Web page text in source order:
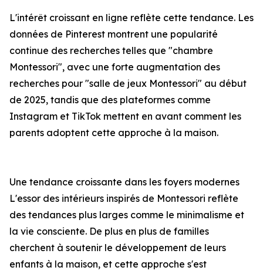
L'intérêt croissant en ligne reflète cette tendance. Les
données de Pinterest montrent une popularité
continue des recherches telles que "chambre
Montessori", avec une forte augmentation des
recherches pour "salle de jeux Montessori" au début
de 2025, tandis que des plateformes comme
Instagram et TikTok mettent en avant comment les
parents adoptent cette approche à la maison.
Une tendance croissante dans les foyers modernes
L'essor des intérieurs inspirés de Montessori reflète
des tendances plus larges comme le minimalisme et
la vie consciente. De plus en plus de familles
cherchent à soutenir le développement de leurs
enfants à la maison, et cette approche s'est